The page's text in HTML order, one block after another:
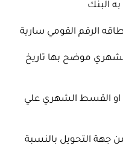
البنك
الرقم القومي سارية
موضح بها تاريخ
او القسط الشهري علي
جهة التحويل بالنسبة